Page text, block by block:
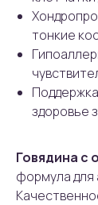
тонкие
здоровье
Говядина с
формула для